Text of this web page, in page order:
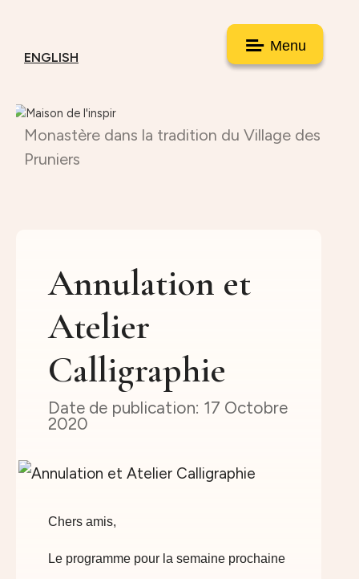
Menu
ENGLISH
Monastère dans la tradition du Village des
Pruniers
Annulation et
Atelier
Calligraphie
17 Octobre
2020
Chers amis,
Le programme pour la semaine prochaine